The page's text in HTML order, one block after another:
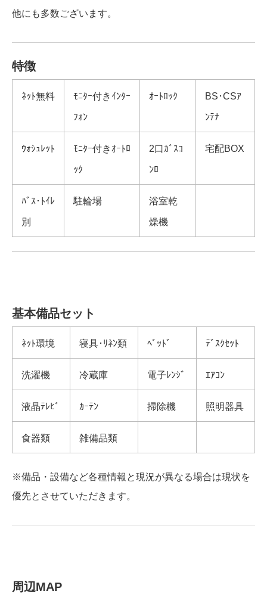
他にも多数ございます。
特徴
ﾈｯﾄ無料 ﾓﾆﾀｰ付きｲﾝﾀｰ
ﾌｫﾝ
ｵｰﾄﾛｯｸ BS･CSｱ
ﾝﾃﾅ
ｳｫｼｭﾚｯﾄ ﾓﾆﾀｰ付きｵｰﾄﾛ
ｯｸ
2口ｶﾞｽｺ
ﾝﾛ
宅配BOX
ﾊﾞｽ･ﾄｲﾚ
別
駐輪場 浴室乾
燥機
基本備品セット
ﾈｯﾄ環境 寝具･ﾘﾈﾝ類 ﾍﾞｯﾄﾞ ﾃﾞｽｸｾｯﾄ
洗濯機 冷蔵庫 電子ﾚﾝｼﾞ ｴｱｺﾝ
液晶ﾃﾚﾋﾞ ｶｰﾃﾝ 掃除機 照明器具
食器類 雑備品類
※備品・設備など各種情報と現況が異なる場合は現状を
優先とさせていただきます。
周辺MAP